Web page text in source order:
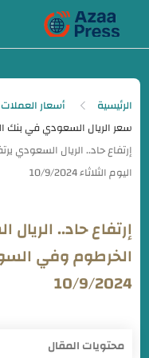
الرئيسية
أسعار
سعر الريال السعودي في بنك
إرتفاع حاد..
الخرطوم وفي
10/9/2024
محتويات المقال